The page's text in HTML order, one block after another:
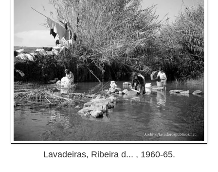
Lavadeiras, Ribeira d... , 1960-65.